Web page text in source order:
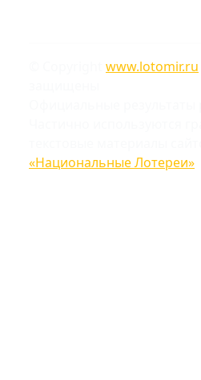
www.lotomir.ru
«Национальные Лотереи»